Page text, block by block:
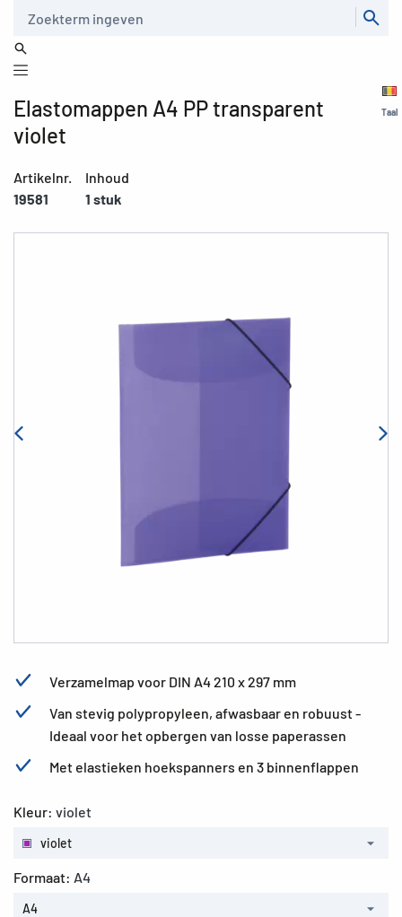
Taal
Elastomappen A4 PP transparent
violet
Artikelnr.
19581
Inhoud
1 stuk
Verzamelmap voor DIN A4 210 x 297 mm
Van stevig polypropyleen, afwasbaar en robuust -
Ideaal voor het opbergen van losse paperassen
Met elastieken hoekspanners en 3 binnenflappen
Kleur: violet
violet
Formaat: A4
A4